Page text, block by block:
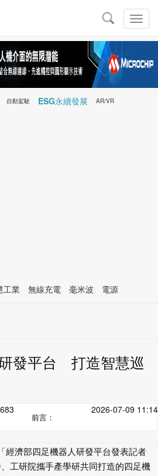
切
換
導
導
航
自動駕駛 ESG永續發展 AR/VR
工業 無線充電 毫米波
電源
發平台 打造智慧巡
683 2026-07-09 11:14
前言：
經濟部四足機器人研發平台發表記者
工研院攜手產學研共同打造的四足機